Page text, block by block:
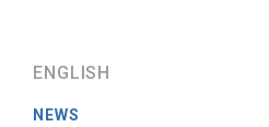
ENGLISH
NEWS